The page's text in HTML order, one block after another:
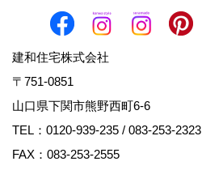
建和住宅株式会社
〒751-0851
山口県下関市熊野西町6-6
TEL： 0120-939-235 / 083-253-2323
FAX：083-253-2555